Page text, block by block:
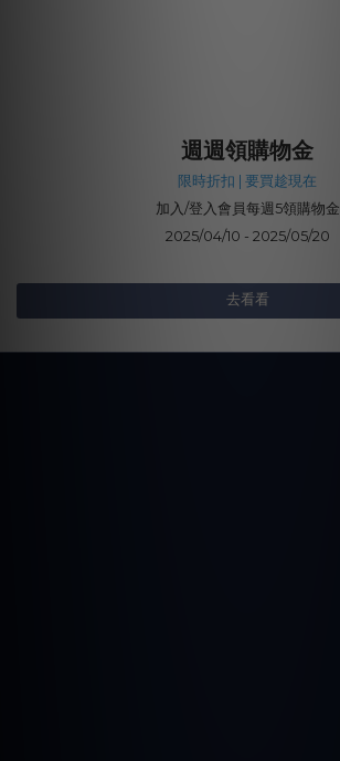
週週領購物金
限時折扣 | 要買趁現在
加入/登入會員每週5領購物金
2025/04/10 - 2025/05/20
去看看